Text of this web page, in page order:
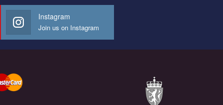
Instagram
Join us on Instagram